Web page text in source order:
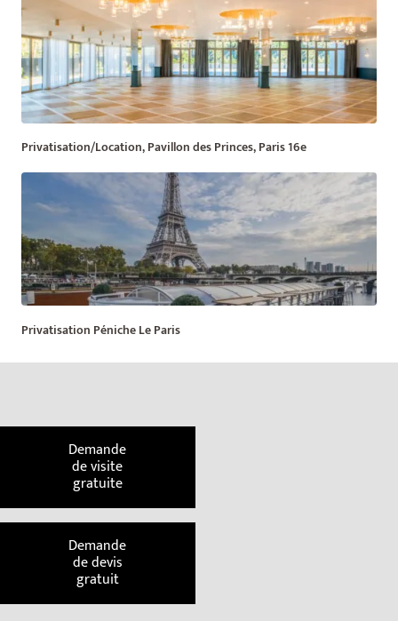
Privatisation/Location, Pavillon des Princes, Paris 16e
Privatisation Péniche Le Paris
Demande
de visite
gratuite
Demande
de devis
gratuit